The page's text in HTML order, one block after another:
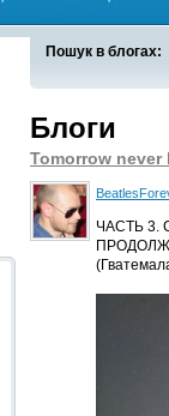
Пошук в блогах:
Блоги
Tomorrow never
ЧАСТЬ 3.